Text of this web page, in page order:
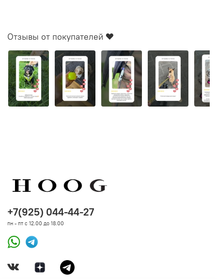
Отзывы от покупателей ❤️
+7(925) 044-44-27
пн - пт с 12.00 до 18.00